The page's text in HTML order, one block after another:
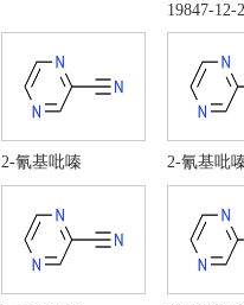
19847-12-2
2-氰基吡嗪 2-氰基吡